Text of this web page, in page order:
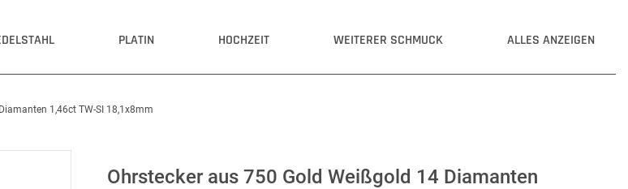
PLATIN HOCHZEIT WEITERER SCHMUCK ALLES ANZEIGEN
1,46ct TW-SI 18,1x8mm
Ohrstecker aus 750 Gold Weißgold 14 Diamanten